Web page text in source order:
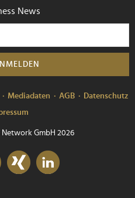
News
Mediadaten AGB
Datenschutz
GmbH 2026